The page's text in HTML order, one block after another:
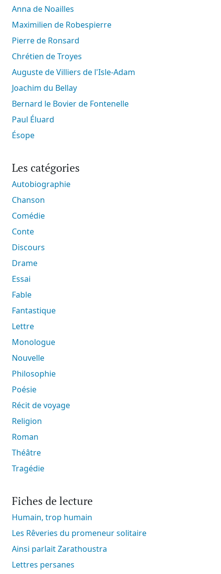
Anna de Noailles
Maximilien de Robespierre
Pierre de Ronsard
Chrétien de Troyes
Auguste de Villiers de l'Isle-Adam
Joachim du Bellay
Bernard le Bovier de Fontenelle
Paul Éluard
Ésope
Les catégories
Autobiographie
Chanson
Comédie
Conte
Discours
Drame
Essai
Fable
Fantastique
Lettre
Monologue
Nouvelle
Philosophie
Poésie
Récit de voyage
Religion
Roman
Théâtre
Tragédie
Fiches de lecture
Humain, trop humain
Les Rêveries du promeneur solitaire
Ainsi parlait Zarathoustra
Lettres persanes